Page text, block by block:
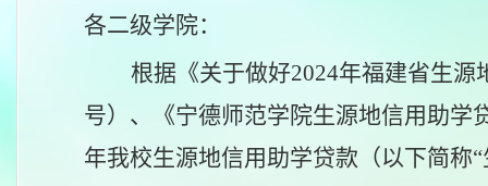
各二级学院：
根据《关于做好2024年福建省生源
号）、《宁德师范学院生源地信用助学
年我校生源地信用助学贷款 （以下简称